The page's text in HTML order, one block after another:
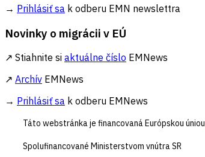
→ Prihlásiť sa k odberu EMN newslettra
Novinky o migrácii v EÚ
↗ Stiahnite si aktuálne číslo EMNews
↗ Archív EMNews
→ Prihlásiť sa k odberu EMNews
Táto webstránka je financovaná Európskou úniou
Spolufinancované Ministerstvom vnútra SR